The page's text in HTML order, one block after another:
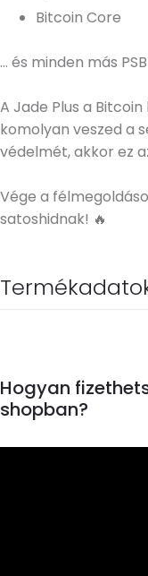
Bitcoin Core
… és minden más
A Jade Plus a
komolyan veszed a
védelmét, akkor ez
Vége a
satoshidnak! 🔥
Hogyan
shopban?